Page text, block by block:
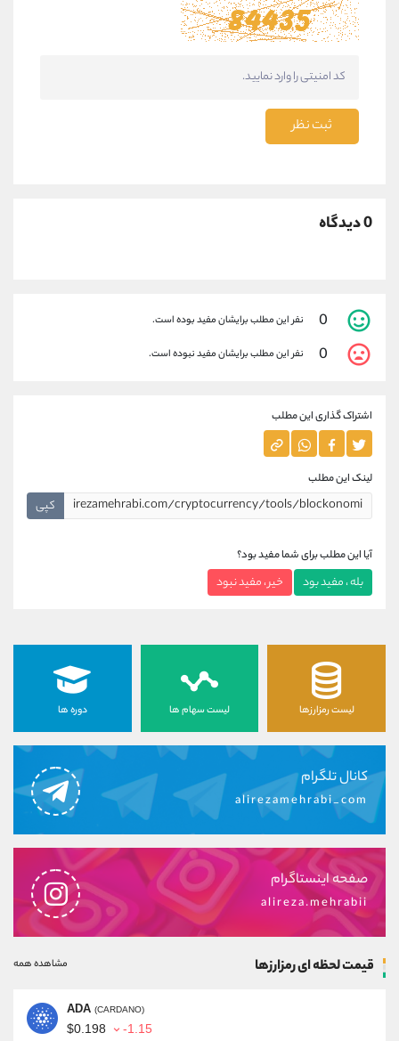
ثبت نظر
0 دیدگاه
0 نفر این مطلب برایشان مفید بوده است.
0 نفر این مطلب برایشان مفید نبوده است.
اشتراک گذاری این مطلب
لینک این مطلب
کپی
آیا این مطلب برای شما مفید بود؟
بله ، مفید بود خیر ، مفید نبود
لیست رمزارزها لیست سهام ها دوره ها
کانال تلگرام
alirezamehrabi_com
صفحه اینستاگرام
alireza.mehrabii
قیمت لحظه ای رمزارزها مشاهده همه
ADA (CARDANO)
$0.198 -1.15